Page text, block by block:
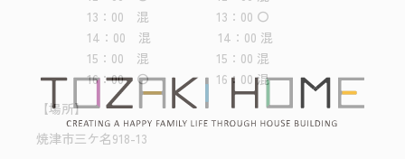
13：00 混 13：00 〇
14：00 混 14：00 混
15：00 混 15：00 混
16：00 〇 16：00 混
【場所】
焼津市三ケ名918-13